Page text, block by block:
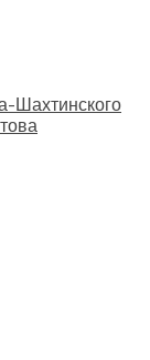
Шахтинского